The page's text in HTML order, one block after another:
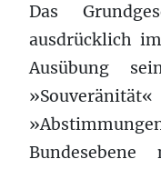
Das
ausdrücklich
Ausübung